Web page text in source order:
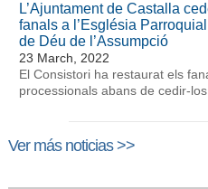
L’Ajuntament de Castalla
fanals a l’Església
de Déu de l’Assumpció
23 March, 2022
El Consistori ha restaurat els
processionals abans de cedir-
Ver más noticias >>